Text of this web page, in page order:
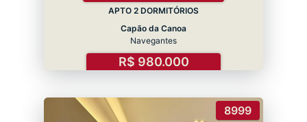
APTO 2 DORMITÓRIOS
Capão da Canoa
Navegantes
R$ 980.000
8999